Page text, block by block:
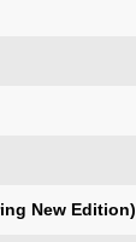
New Edition)